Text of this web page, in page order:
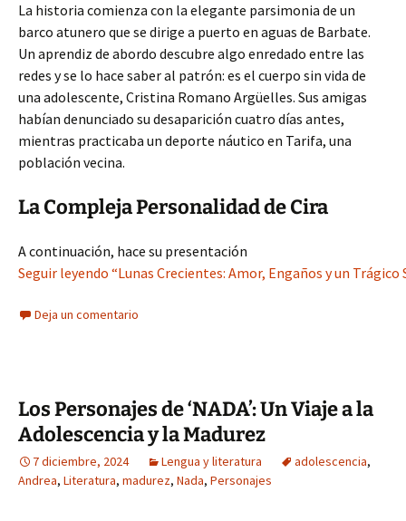
La historia comienza con la elegante parsimonia de un
barco atunero que se dirige a puerto en aguas de Barbate.
Un aprendiz de abordo descubre algo enredado entre las
redes y se lo hace saber al patrón: es el cuerpo sin vida de
una adolescente, Cristina Romano Argüelles. Sus amigas
habían denunciado su desaparición cuatro días antes,
mientras practicaba un deporte náutico en Tarifa, una
población vecina.
La Compleja Personalidad de Cira
A continuación, hace su presentación
Seguir leyendo “Lunas Crecientes: Amor, Engaños y un Trágico
Deja un comentario
Los Personajes de ‘NADA’: Un Viaje a la
Adolescencia y la Madurez
7 diciembre, 2024 Lengua y literatura adolescencia,
Andrea, Literatura, madurez, Nada, Personajes